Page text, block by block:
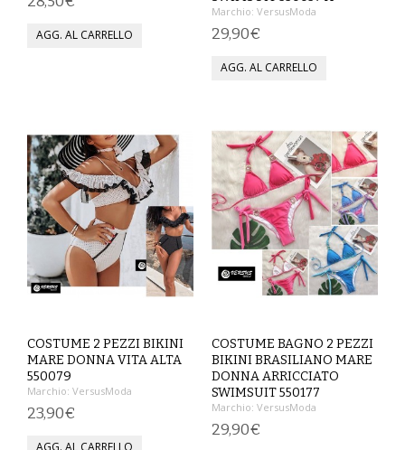
MAGLIETTE
SCUOLA
TUTE E FELPE
UOMO
CAMICIE
DANZA
FELPE
MAGLIONI
Marchio: VersusModa
29,90€
COSTUME 2 PEZZI BIKINI
MARE DONNA VITA ALTA
550079
Marchio: VersusModa
23,90€
COSTUME BAGNO 2 PEZZI
BIKINI BRASILIANO MARE
DONNA ARRICCIATO
SWIMSUIT 550177
Marchio: VersusModa
29,90€